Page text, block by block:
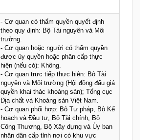
- Cơ quan có thẩm quyền quyết định
theo quy định: Bộ Tài nguyên và Môi
trường.
- Cơ quan hoặc người có thẩm quyền
được ủy quyền hoặc phân cấp thực
hiện (nếu có): Không.
- Cơ quan trực tiếp thực hiện: Bộ Tài
nguyên và Môi trường (Hội đồng đấu giá
quyền khai thác khoáng sản); Tổng cục
Địa chất và Khoáng sản Việt Nam.
- Cơ quan phối hợp: Bộ Tư pháp, Bộ Kế
hoạch và Đầu tư, Bộ Tài chính, Bộ
Công Thương, Bộ Xây dựng và Ủy ban
nhân dân cấp tỉnh nơi có khu vực